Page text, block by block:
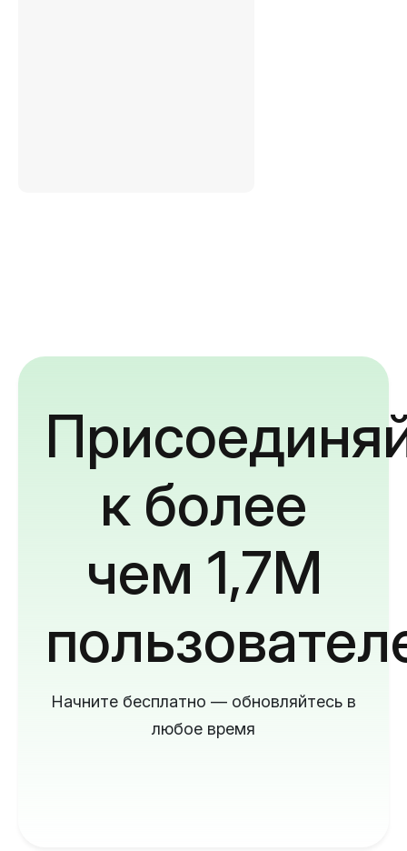
к более
чем 1,7M
Начните бесплатно — обновляйтесь в
любое время